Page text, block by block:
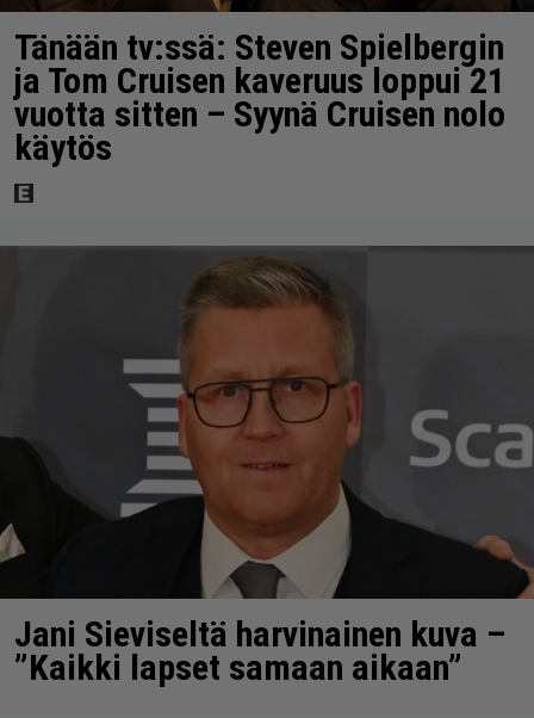
Tänään tv:ssä: Steven Spielbergin
ja Tom Cruisen kaveruus loppui 21
vuotta sitten – Syynä Cruisen nolo
käytös
Jani Sieviseltä harvinainen kuva –
”Kaikki lapset samaan aikaan”